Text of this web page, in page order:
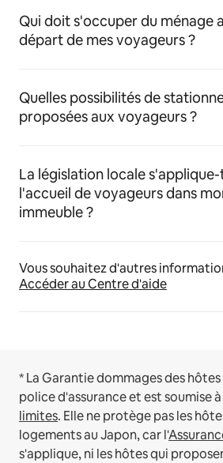
Qui doit s'occuper du ménage
départ de mes voyageurs ?
Quelles possibilités de
proposées aux voyageurs ?
La législation locale
l'accueil de voyageurs dans
immeuble ?
Vous souhaitez d'autres
Accéder au Centre d'aide
* La Garantie dommages des
police d'assurance et est soumise
limites. Elle ne protège pas les
logements au Japon, car l'
s'applique, ni les hôtes qui